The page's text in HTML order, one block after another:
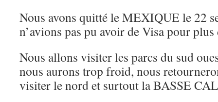
Nous avons quitté le MEXIQUE le 22
n’avions pas pu avoir de Visa pour
Nous allons visiter les parcs du sud
nous aurons trop froid, nous
visiter le nord et surtout la BASSE